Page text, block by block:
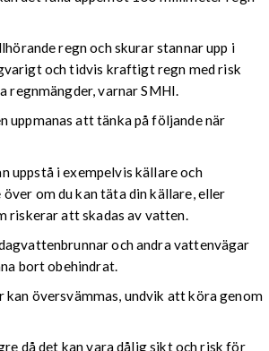
regn och skurar stannar upp i
och tidvis kraftigt regn med risk
varnar SMHI.
uppmanas att tänka på följande när
uppstå i exempelvis källare och
om du kan täta din källare, eller
riskerar att skadas av vatten.
och andra vattenvägar
bort obehindrat.
kan översvämmas, undvik att köra genom
då det kan vara dålig sikt och risk för